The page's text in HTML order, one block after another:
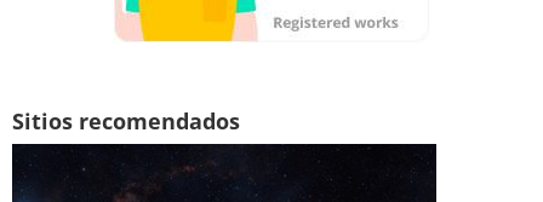
Sitios recomendados